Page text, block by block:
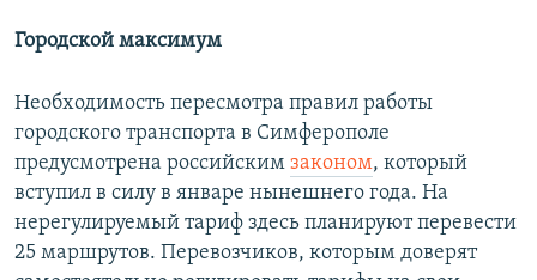
Городской максимум
Необходимость пересмотра правил работы
городского транспорта в Симферополе
предусмотрена российским законом, который
вступил в силу в январе нынешнего года. На
нерегулируемый тариф здесь планируют перевести
25 маршрутов. Перевозчиков, которым доверят